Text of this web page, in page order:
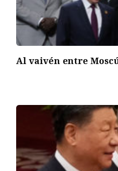
Al vaivén entre